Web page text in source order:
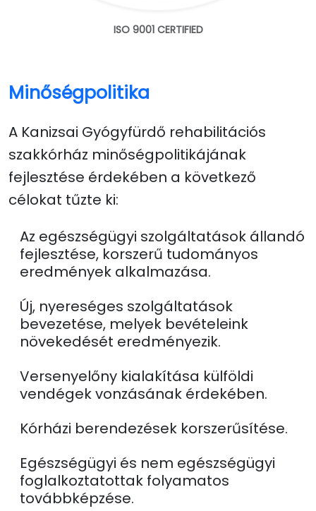
ISO 9001 CERTIFIED
Minőségpolitika
A Kanizsai Gyógyfürdő rehabilitációs
szakkórház minőségpolitikájának
fejlesztése érdekében a következő
célokat tűzte ki:
Az egészségügyi szolgáltatások állandó
fejlesztése, korszerű tudományos
eredmények alkalmazása.
Új, nyereséges szolgáltatások
bevezetése, melyek bevételeink
növekedését eredményezik.
Versenyelőny kialakítása külföldi
vendégek vonzásának érdekében.
Kórházi berendezések korszerűsítése.
Egészségügyi és nem egészségügyi
foglalkoztatottak folyamatos
továbbképzése.